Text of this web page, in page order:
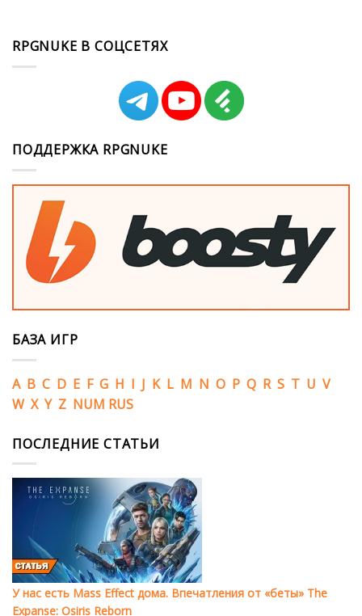
RPGNUKE В СОЦСЕТЯХ
ПОДДЕРЖКА RPGNUKE
БАЗА ИГР
A B C D E F G H I J K L M N O P Q R S T U V
W X Y Z NUM RUS
ПОСЛЕДНИЕ СТАТЬИ
У нас есть Mass Effect дома. Впечатления от «беты» The
Expanse: Osiris Reborn